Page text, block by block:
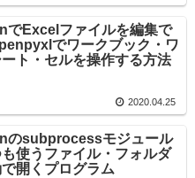
でExcelファイルを編集で
でワークブック・ワ
ト・セルを操作する方法
2020.04.25
のsubprocessモジュール
使うファイル・フォルダ
開くプログラム